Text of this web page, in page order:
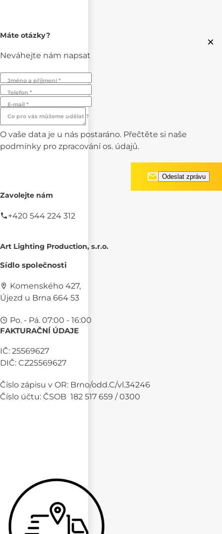
×
Máte otázky?
Neváhejte nám napsat
Jméno a příjmení *
Telefon *
E-mail *
Co pro vás můžeme udělat ?
O vaše data je u nás postaráno. Přečtěte si naše
podmínky pro zpracování os. údajů.
Zavolejte nám
+420 544 224 312
Art Lighting Production, s.r.o.
Sídlo společnosti
Komenského 427,
Újezd u Brna 664 53
Po. - Pá. 07:00 - 16:00
FAKTURAČNÍ ÚDAJE
IČ: 25569627
DIČ: CZ25569627
Číslo zápisu v OR: Brno/odd.C/vl.34246
Číslo účtu: ČSOB 182 517 659 / 0300